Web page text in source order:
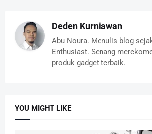
Deden Kurniawan
Abu Noura. Menulis blog
Enthusiast. Senang
produk gadget terbaik.
YOU MIGHT LIKE